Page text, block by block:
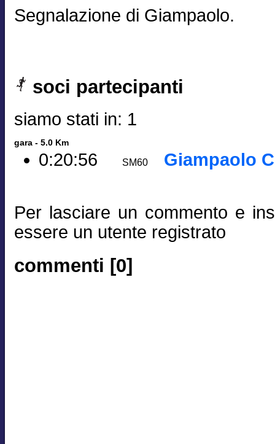
Segnalazione di Giampaolo.
soci partecipanti
siamo stati in: 1
gara - 5.0 Km
0:20:56 SM60 Giampaolo
Per lasciare un commento e
essere un utente registrato
commenti [0]